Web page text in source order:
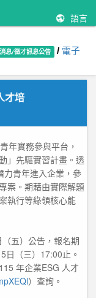
語言
息/徵才訊息公告 / 電子
才培
年實務參與平台，
」先驅實習計畫。透
力青年進入企業，參
案。期藉由實際解題
執行等綠領核心能
五）公告，報名期
日（三）17:00止。
年企業ESG 人才
）查詢。